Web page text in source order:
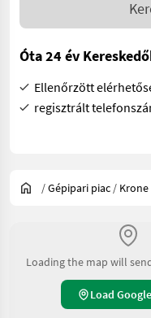
Óta 24 év
Ellenőrzött
regisztrált
/Gépipari piac / Krone
Loading the map will
Load